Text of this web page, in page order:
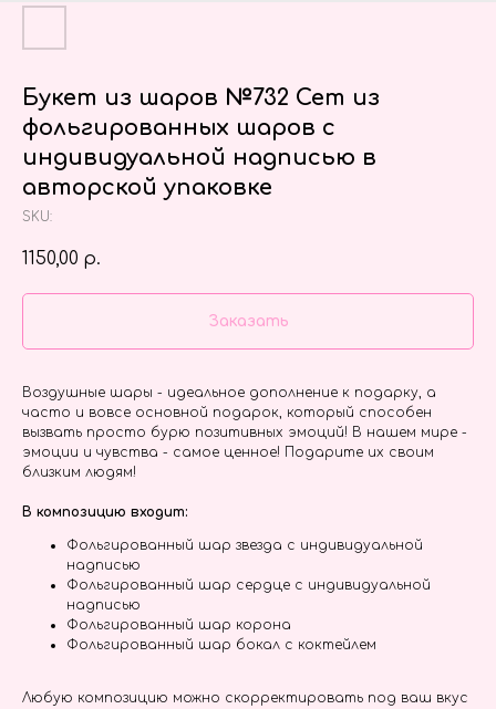
Букет из шаров №732 Сет из
фольгированных шаров с
индивидуальной надписью в
авторской упаковке
SKU:
1150,00 р.
Заказать
Воздушные шары - идеальное дополнение к подарку, а
часто и вовсе основной подарок, который способен
вызвать просто бурю позитивных эмоций! В нашем мире -
эмоции и чувства - самое ценное! Подарите их своим
близким людям!
В композицию входит:
Фольгированный шар звезда с индивидуальной
надписью
Фольгированный шар сердце с индивидуальной
надписью
Фольгированный шар корона
Фольгированный шар бокал с коктейлем
Любую композицию можно скорректировать под ваш вкус